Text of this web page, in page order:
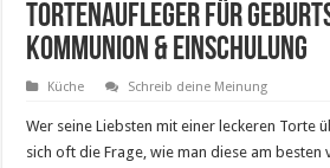
Tortenaufleger für
Kommunion & Einschulung
Küche Schreib deine Meinung
Wer seine Liebsten mit einer leckeren Torte
sich oft die Frage, wie man diese am